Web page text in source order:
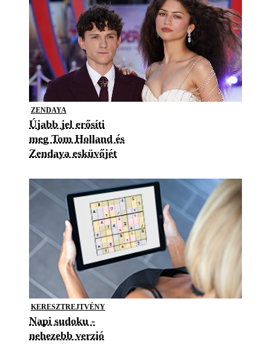
ZENDAYA
Újabb jel erősíti
meg Tom Holland és
Zendaya esküvőjét
KERESZTREJTVÉNY
Napi sudoku -
nehezebb verzió